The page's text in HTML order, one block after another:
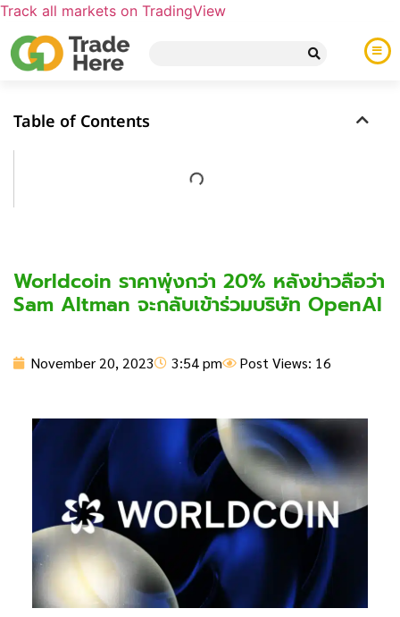
Track all markets on TradingView
Table of Contents
Worldcoin ราคาพุ่งกว่า 20% หลังข่าวลือว่า
Sam Altman จะกลับเข้าร่วมบริษัท OpenAI
November 20, 2023 3:54 pm Post Views: 16